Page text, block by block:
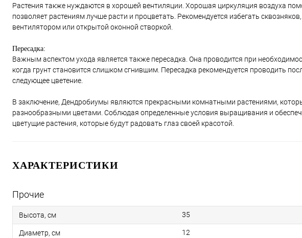
Растения также нуждаются в хорошей вентиляции. Хорошая циркуляция воздуха
позволяет растениям лучше расти и процветать. Рекомендуется избегать
вентилятором или открытой оконной створкой.
Пересадка:
Важным аспектом ухода является также пересадка. Она проводится при
когда грунт становится слишком сгнившим. Пересадка рекомендуется проводить
следующее цветение.
В заключение, Дендробиумы являются прекрасными комнатными растениями,
разнообразными цветами. Соблюдая определенные условия выращивания и
цветущие растения, которые будут радовать глаз своей красотой.
ХАРАКТЕРИСТИКИ
Прочие
Высота, см 35
Диаметр, см 12